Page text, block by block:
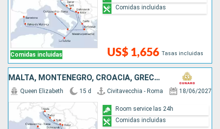
Comidas incluidas US$ 1,656 Tasas incluidas
Comidas incluidas
MALTA, MONTENEGRO, CROACIA, GRECIA, ITALIA
Queen Elizabeth 15 d Civitavecchia - Roma 18/06/2027
Room service las 24h
Comidas incluidas